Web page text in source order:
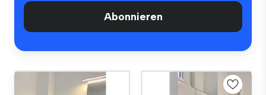
Abonnieren